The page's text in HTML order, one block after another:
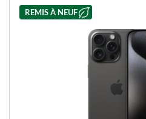
REMIS À NEUF